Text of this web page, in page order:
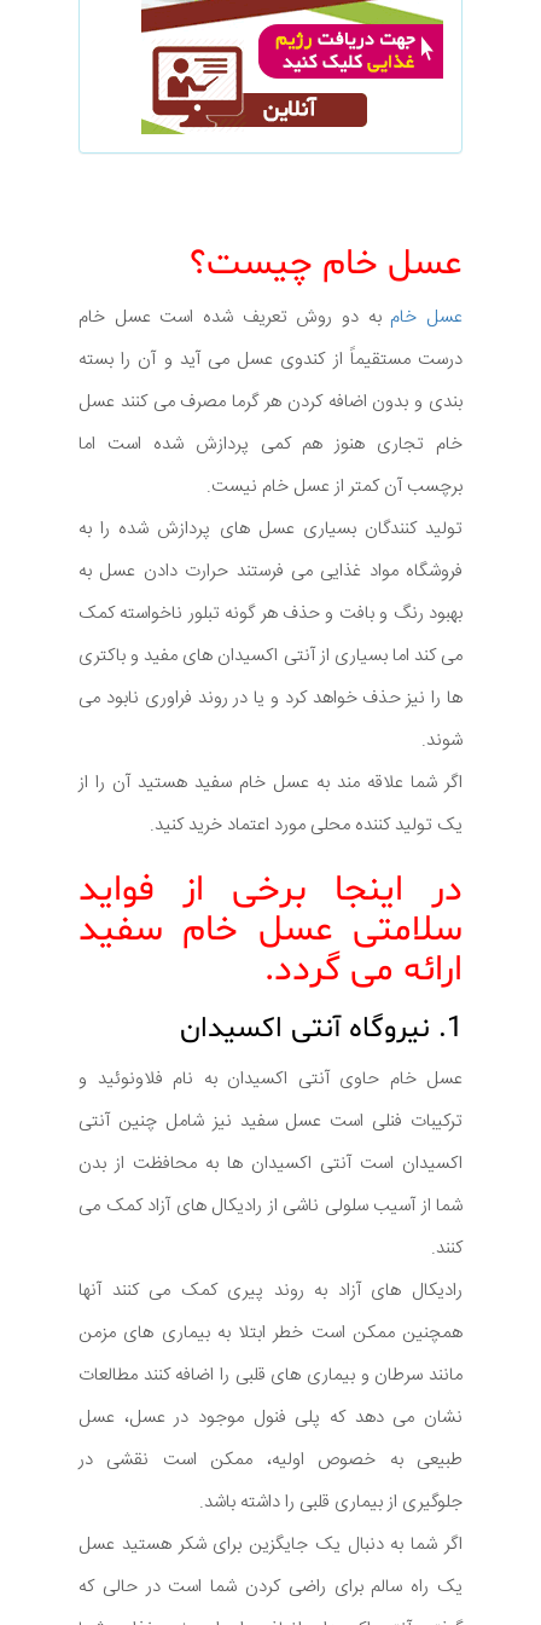
عسل خام چیست؟
عسل خامبه دو روش تعریف شده است عسل خام
درست مستقیماً از کندوی عسل می آید و آن را بسته
بندی و بدون اضافه کردن هر گرما مصرف می کنند عسل
خام تجاری هنوز هم کمی پردازش شده است اما
برچسب آن کمتر از عسل خام نیست.
تولید کنندگان بسیاری عسل های پردازش شده را به
فروشگاه مواد غذایی می فرستند حرارت دادن عسل به
بهبود رنگ و بافت و حذف هر گونه تبلور ناخواسته کمک
می کند اما بسیاری از آنتی اکسیدان های مفید و باکتری
ها را نیز حذف خواهد کرد و یا در روند فراوری نابود می
شوند.
اگر شما علاقه مند به عسل خام سفید هستید آن را از
یک تولید کننده محلی مورد اعتماد خرید کنید.
در اینجا برخی از فواید
سلامتی عسل خام سفید
ارائه می گردد.
1. نیروگاه آنتی اکسیدان
عسل خام حاوی آنتی اکسیدان به نام فلاونوئید و
ترکیبات فنلی است عسل سفید نیز شامل چنین آنتی
اکسیدان است آنتی اکسیدان ها به محافظت از بدن
شما از آسیب سلولی ناشی از رادیکال های آزاد کمک می
کنند.
رادیکال های آزاد به روند پیری کمک می کنند آنها
همچنین ممکن است خطر ابتلا به بیماری های مزمن
مانند سرطان و بیماری های قلبی را اضافه کنند مطالعات
نشان می دهد که پلی فنول موجود در عسل، عسل
طبیعی به خصوص اولیه، ممکن است نقشی در
جلوگیری از بیماری قلبی را داشته باشد.
اگر شما به دنبال یک جایگزین برای شکر هستید عسل
یک راه سالم برای راضی کردن شما است در حالی که